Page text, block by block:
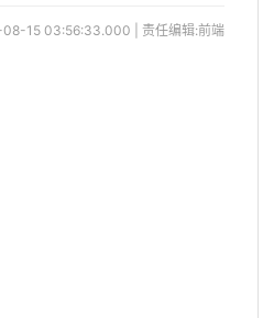
15 03:56:33.000 | 责任编辑:前端